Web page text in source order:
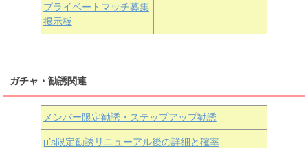
プライベートマッチ募集
掲示板
ガチャ・勧誘関連
メンバー限定勧誘・ステップアップ勧誘
μ’s限定勧誘リニューアル後の詳細と確率